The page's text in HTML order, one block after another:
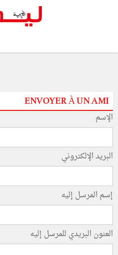
ENVOYER À UN AMI
الإسم
البريد الإلكتروني
إسم المرسل إليه
العنون البريدي للمرسل إليه